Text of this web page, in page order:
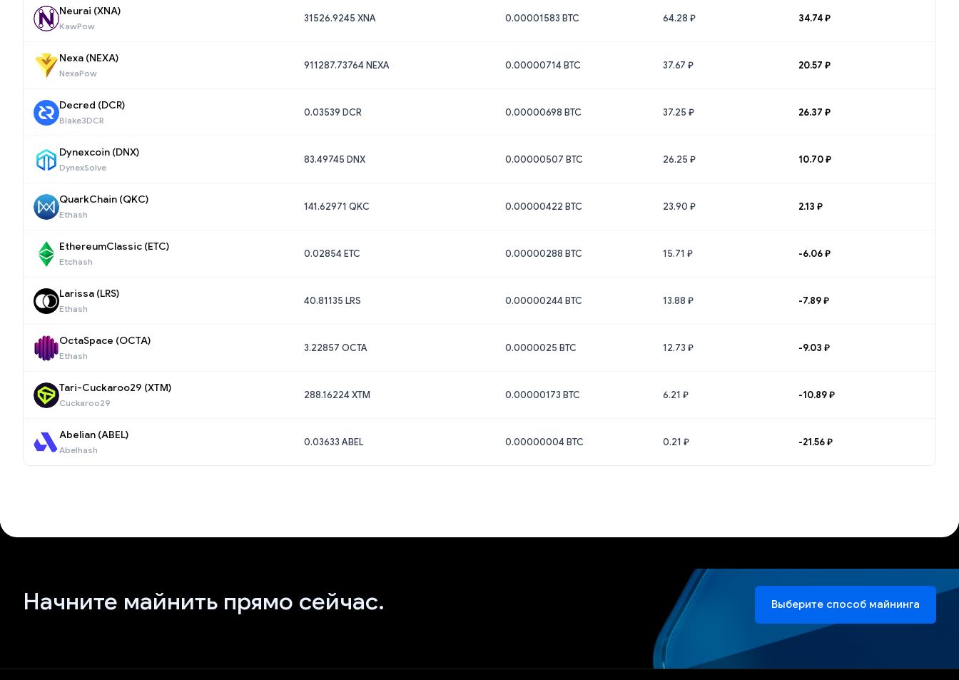
Neurai (XNA)
KawPow
31526.9245 XNA 0.00001583 BTC 64.28 ₽ 34.74 ₽
Nexa (NEXA)
NexaPow
911287.73764 NEXA 0.00000714 BTC 37.67 ₽ 20.57 ₽
Decred (DCR)
Blake3DCR
0.03539 DCR 0.00000698 BTC 37.25 ₽ 26.37 ₽
Dynexcoin (DNX)
DynexSolve
83.49745 DNX 0.00000507 BTC 26.25 ₽ 10.70 ₽
QuarkChain (QKC)
Ethash
141.62971 QKC 0.00000422 BTC 23.90 ₽ 2.13 ₽
EthereumClassic (ETC)
Etchash
0.02854 ETC 0.00000288 BTC 15.71 ₽ -6.06 ₽
Larissa (LRS)
Ethash
40.81135 LRS 0.00000244 BTC 13.88 ₽ -7.89 ₽
OctaSpace (OCTA)
Ethash
3.22857 OCTA 0.0000025 BTC 12.73 ₽ -9.03 ₽
Tari-Cuckaroo29 (XTM)
Cuckaroo29
288.16224 XTM 0.00000173 BTC 6.21 ₽ -10.89 ₽
Abelian (ABEL)
Abelhash
0.03633 ABEL 0.00000004 BTC 0.21 ₽ -21.56 ₽
Начните майнить прямо сейчас. Выберите способ майнинга